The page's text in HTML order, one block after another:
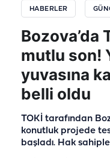
HABERLER
Bozova’da
mutlu son!
yuvasına
belli oldu
TOKİ tarafından
konutluk projede
başladı. Hak